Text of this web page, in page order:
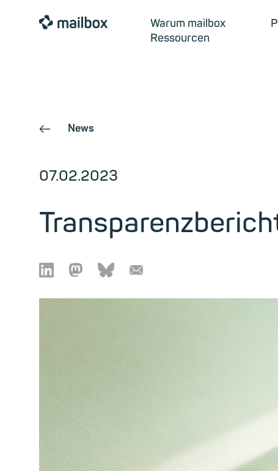
mailbox Warum mailbox
Ressourcen
← News
07.02.2023
 🦣︎ 🦋︎ 📧︎